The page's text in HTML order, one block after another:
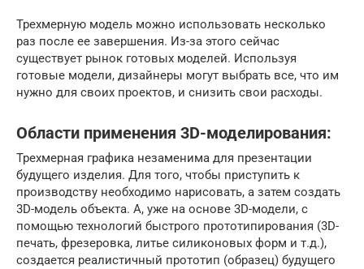
Трехмерную модель можно использовать несколько
раз после ее завершения. Из-за этого сейчас
существует рынок готовых моделей. Используя
готовые модели, дизайнеры могут выбрать все, что им
нужно для своих проектов, и снизить свои расходы.
Области применения 3D-моделирования:
Трехмерная графика незаменима для презентации
будущего изделия. Для того, чтобы приступить к
производству необходимо нарисовать, а затем создать
3D-модель объекта. А, уже на основе 3D-модели, с
помощью технологий быстрого прототипирования (3D-
печать, фрезеровка, литье силиконовых форм и т.д.),
создается реалистичный прототип (образец) будущего